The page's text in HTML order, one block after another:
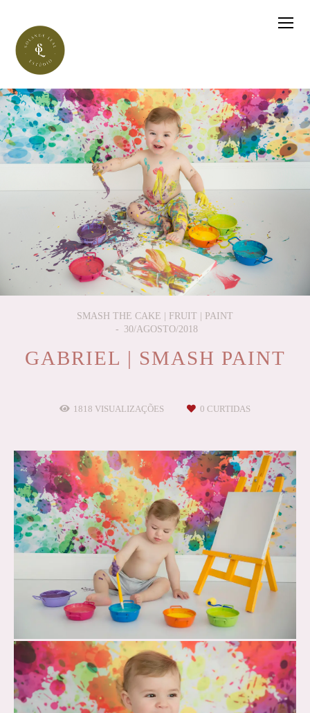
SMASH THE CAKE | FRUIT | PAINT
30/AGOSTO/2018
GABRIEL | SMASH PAINT
1818 VISUALIZAÇÕES 0 CURTIDAS